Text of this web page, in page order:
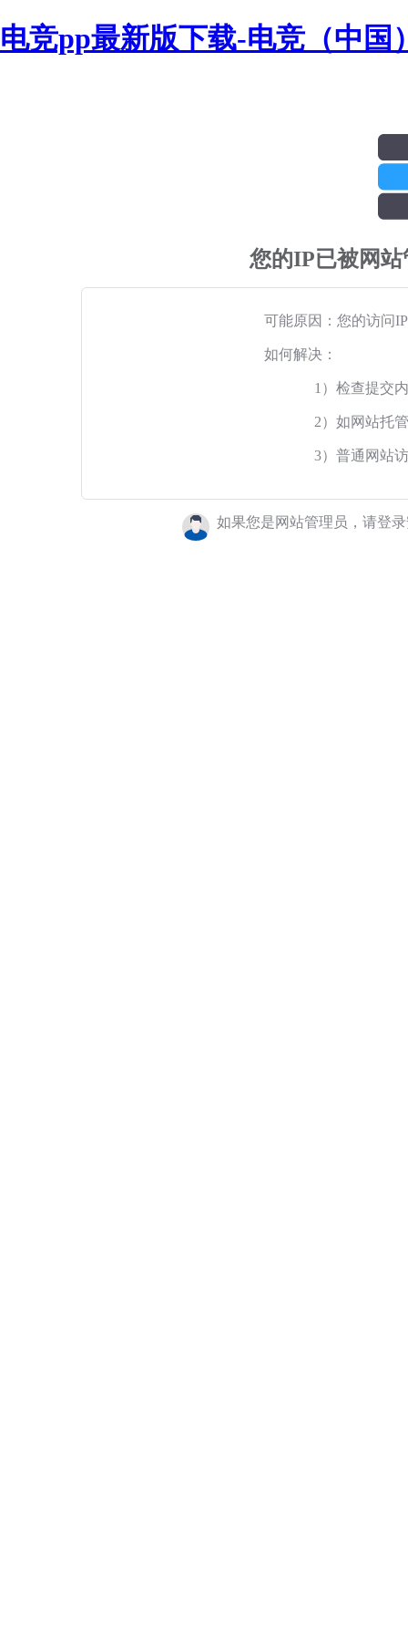
电竞pp最新版下载-电竞（中国
您的IP已被网
可能原因：您的访问
如何解决：
1）检查提交
2）如网站托
3）普通网站
如果您是网站管理员，请登